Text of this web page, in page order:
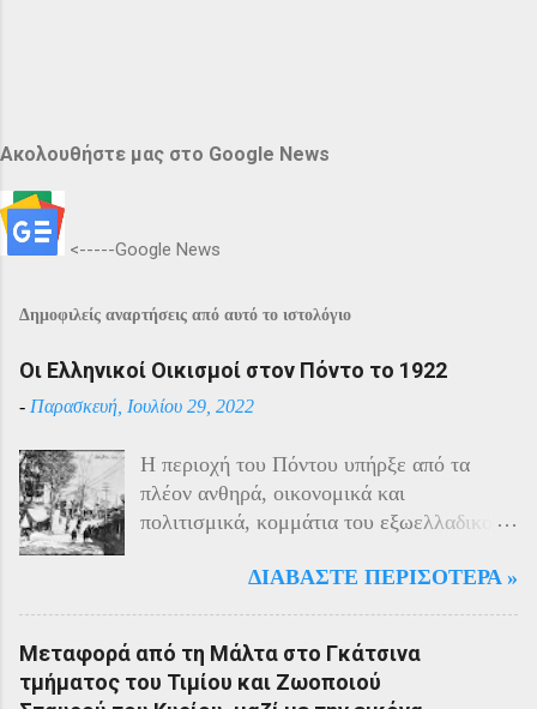
Ακολουθήστε μας στο Google News
<-----Google News
Δημοφιλείς αναρτήσεις από αυτό το ιστολόγιο
Οι Ελληνικοί Οικισμοί στον Πόντο το 1922
- Παρασκευή, Ιουλίου 29, 2022
Η περιοχή του Πόντου υπήρξε από τα
πλέον ανθηρά, οικονομικά και
πολιτισμικά, κομμάτια του εξωελλαδικού
40% του πληθυσμού της περιοχής και μαζί
του Πόντου είχε και αυτός στη διάρκεια
του πολέμου την ίδια τύχη με τον
ΔΙΑΒΆΣΤΕ ΠΕΡΙΣΌΤΕΡΑ »
Μεταφορά από τη Μάλτα στο Γκάτσινα
τμήματος του Τιμίου και Ζωοποιού